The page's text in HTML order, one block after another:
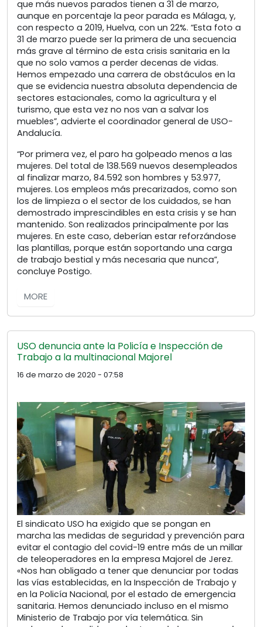
que más nuevos parados tienen a 31 de marzo,
aunque en porcentaje la peor parada es Málaga, y,
con respecto a 2019, Huelva, con un 22%. “Esta foto a
31 de marzo puede ser la primera de una secuencia
más grave al término de esta crisis sanitaria en la
que no solo vamos a perder decenas de vidas.
Hemos empezado una carrera de obstáculos en la
que se evidencia nuestra absoluta dependencia de
sectores estacionales, como la agricultura y el
turismo, que esta vez no nos van a salvar los
muebles”, advierte el coordinador general de USO-
Andalucía.
“Por primera vez, el paro ha golpeado menos a las
mujeres. Del total de 138.569 nuevos desempleados
al finalizar marzo, 84.592 son hombres y 53.977,
mujeres. Los empleos más precarizados, como son
los de limpieza o el sector de los cuidados, se han
demostrado imprescindibles en esta crisis y se han
mantenido. Son realizados principalmente por las
mujeres. En este caso, deberían estar reforzándose
las plantillas, porque están soportando una carga
de trabajo bestial y más necesaria que nunca”,
concluye Postigo.
MORE
USO denuncia ante la Policía e Inspección de
Trabajo a la multinacional Majorel
16 de marzo de 2020 - 07:58
El sindicato USO ha exigido que se pongan en
marcha las medidas de seguridad y prevención para
evitar el contagio del covid-19 entre más de un millar
de teleoperadores en la empresa Majorel de Jerez.
«Nos han obligado a tener que denunciar por todas
las vías establecidas, en la Inspección de Trabajo y
en la Policía Nacional, por el estado de emergencia
sanitaria. Hemos denunciado incluso en el mismo
Ministerio de Trabajo por vía telemática. Sin